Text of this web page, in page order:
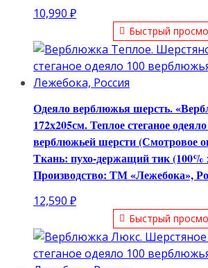
10,990 ₽
Быстрый
Одеяло верблюжья шерсть.
172х205см. Теплое стеганое
верблюжьей шерсти (Смотровое
Ткань: пухо-держащий тик (100%
Производство: ТМ «Лежебока»,
12,590 ₽
Быстрый